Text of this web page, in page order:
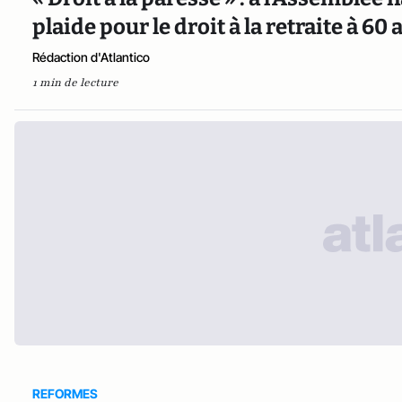
plaide pour le droit à la retraite à 60
Rédaction d'Atlantico
1 min de lecture
REFORMES